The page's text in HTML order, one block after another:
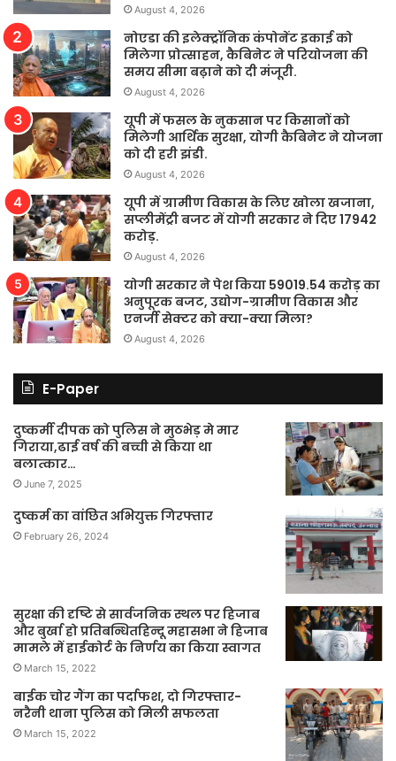
August 4, 2026
नोएडा की इलेक्ट्रॉनिक कंपोनेंट इकाई को
मिलेगा प्रोत्साहन, कैबिनेट ने परियोजना की
समय सीमा बढ़ाने को दी मंजूरी.
August 4, 2026
यूपी में फसल के नुकसान पर किसानों को
मिलेगी आर्थिक सुरक्षा, योगी कैबिनेट ने योजना
को दी हरी झंडी.
August 4, 2026
यूपी में ग्रामीण विकास के लिए खोला खजाना,
सप्लीमेंट्री बजट में योगी सरकार ने दिए 17942
करोड़.
August 4, 2026
योगी सरकार ने पेश किया 59019.54 करोड़ का
अनुपूरक बजट, उद्योग-ग्रामीण विकास और
एनर्जी सेक्टर को क्या-क्या मिला?
August 4, 2026
E-Paper
दुष्कर्मी दीपक को पुलिस ने मुठभेड़ मे मार
गिराया,ढाई वर्ष की बच्ची से किया था
बलात्कार…
June 7, 2025
दुष्कर्म का वांछित अभियुक्त गिरफ्तार
February 26, 2024
सुरक्षा की दृष्टि से सार्वजनिक स्थल पर हिजाब
और बुर्खा हो प्रतिबन्धितहिन्दू महासभा ने हिजाब
मामले में हाईकोर्ट के निर्णय का किया स्वागत
March 15, 2022
बाईक चोर गैंग का पर्दाफश, दो गिरफ्तार-
नरैनी थाना पुलिस को मिली सफलता
March 15, 2022